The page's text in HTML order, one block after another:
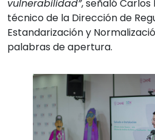
vulnerabilidad”, señaló
técnico de la Dirección de
Estandarización y
palabras de apertura.